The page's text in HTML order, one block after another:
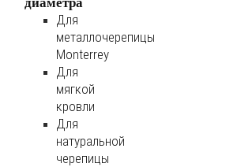
Для
металлочерепицы
Monterrey
Для
мягкой
кровли
Для
натуральной
черепицы